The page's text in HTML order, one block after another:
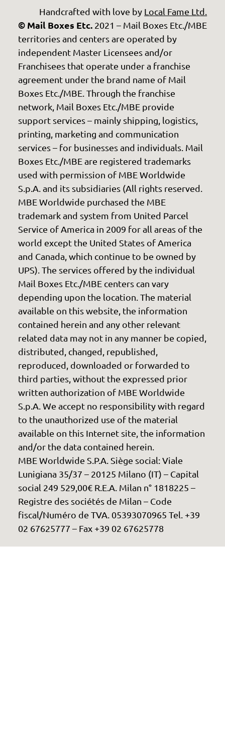
Handcrafted with love by Local Fame Ltd.
© Mail Boxes Etc.2021 – Mail Boxes Etc./MBE
territories and centers are operated by
independent Master Licensees and/or
Franchisees that operate under a franchise
agreement under the brand name of Mail
Boxes Etc./MBE. Through the franchise
network, Mail Boxes Etc./MBE provide
support services – mainly shipping, logistics,
printing, marketing and communication
services – for businesses and individuals. Mail
Boxes Etc./MBE are registered trademarks
used with permission of MBE Worldwide
S.p.A. and its subsidiaries (All rights reserved.
MBE Worldwide purchased the MBE
trademark and system from United Parcel
Service of America in 2009 for all areas of the
world except the United States of America
and Canada, which continue to be owned by
UPS). The services offered by the individual
Mail Boxes Etc./MBE centers can vary
depending upon the location. The material
available on this website, the information
contained herein and any other relevant
related data may not in any manner be copied,
distributed, changed, republished,
reproduced, downloaded or forwarded to
third parties, without the expressed prior
written authorization of MBE Worldwide
S.p.A. We accept no responsibility with regard
to the unauthorized use of the material
available on this Internet site, the information
and/or the data contained herein.
MBE Worldwide S.P.A. Siège social: Viale
Lunigiana 35/37 – 20125 Milano (IT) – Capital
social 249 529,00€ R.E.A. Milan n° 1818225 –
Registre des sociétés de Milan – Code
fiscal/Numéro de TVA. 05393070965 Tel. +39
02 67625777 – Fax +39 02 67625778